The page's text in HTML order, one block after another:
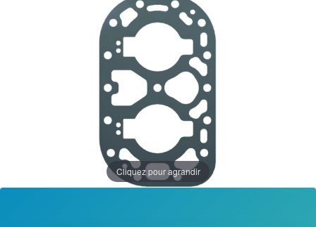
Cliquez pour agrandir